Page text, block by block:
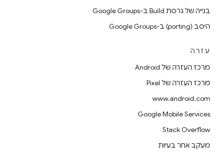
בנייה של גרסת Build ב-Google Groups
היסב (porting) ב-Google Groups
עזרה
מרכז העזרה של Android
מרכז העזרה של Pixel
www.android.com
Google Mobile Services
Stack Overflow
מעקב אחר בעיות